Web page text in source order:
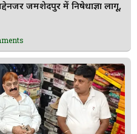
जमशेदपुर में निषेधाज्ञा लागू,